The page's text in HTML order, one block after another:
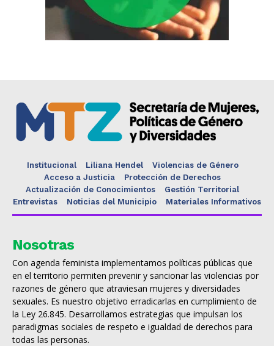
Institucional Liliana Hendel
Violencias de Género
Acceso a Justicia
Protección de Derechos
Actualización de Conocimientos
Gestión Territorial
Entrevistas
Noticias del Municipio Materiales Informativos
Nosotras
Con agenda feminista implementamos políticas públicas que
en el territorio permiten prevenir y sancionar las violencias por
razones de género que atraviesan mujeres y diversidades
sexuales. Es nuestro objetivo erradicarlas en cumplimiento de
la Ley 26.845. Desarrollamos estrategias que impulsan los
paradigmas sociales de respeto e igualdad de derechos para
todas las personas.